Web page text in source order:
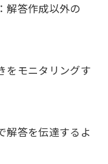
解答作成以外の
をモニタリングす
解答を伝達するよ